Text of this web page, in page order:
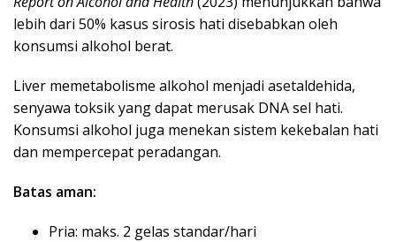
lebih dari 50% kasus sirosis hati disebabkan oleh
konsumsi alkohol berat.
Liver memetabolisme alkohol menjadi asetaldehida,
senyawa toksik yang dapat merusak DNA sel hati.
Konsumsi alkohol juga menekan sistem kekebalan hati
dan mempercepat peradangan.
Batas aman:
Pria: maks. 2 gelas standar/hari